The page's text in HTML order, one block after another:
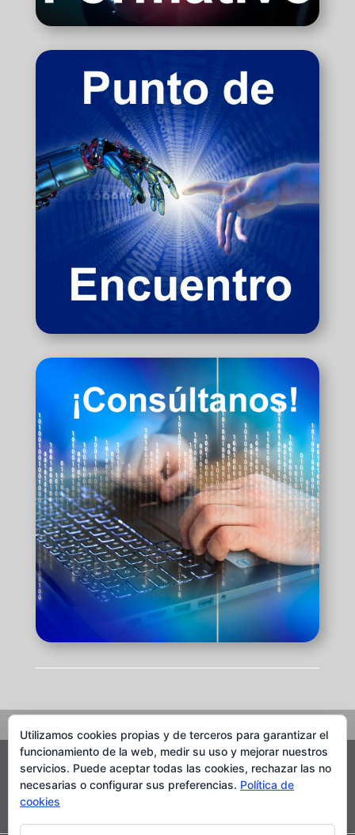
Sfera Serveis
Utilizamos cookies propias y de terceros para garantizar el
funcionamiento de la web, medir su uso y mejorar nuestros
servicios. Puede aceptar todas las cookies, rechazar las no
necesarias o configurar sus preferencias. Política de
cookies